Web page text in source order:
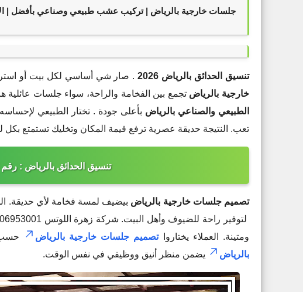
جلسات خارجية بالرياض | تركيب عشب طبيعي وصناعي بأفضل |
تنسيق الحدائق بالرياض 2026 . صار شي أساسي لكل بيت أو
خارجية بالرياض تجمع بين الفخامة والراحة، سواء جلسات
الطبيعي والصناعي بالرياض بأعلى جودة . تختار الطبيعي
تعب. النتيجة حديقة عصرية ترفع قيمة المكان وتخليك تستمتع
تنسيق الحدائق بالرياض : رقم الجوال :
تصميم جلسات خارجية بالرياض بيضيف لمسة فخامة لأي حديقة.
لتوفير راحة للضيوف وأهل البيت. شركة زهرة اللوتس 0506953001 تقدم
ومتينة. العملاء يختارواتصميم جلسات خارجية بالرياض حسب
بالرياض
يضمن منظر أنيق ووظيفي في نفس الوقت.